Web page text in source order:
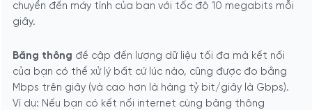
chuyển đến máy tính của bạn với tốc độ 10 megabits mỗi
giây.
Băng thông đề cập đến lượng dữ liệu tối đa mà kết nối
của bạn có thể xử lý bất cứ lúc nào, cũng được đo bằng
Mbps trên giây (và cao hơn là hàng tỷ bit/giây là Gbps).
Ví dụ: Nếu bạn có kết nối internet cùng băng thông